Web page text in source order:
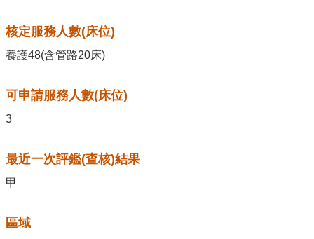
核定服務人數(床位)
養護48(含管路20床)
可申請服務人數(床位)
3
最近一次評鑑(查核)結果
甲
區域